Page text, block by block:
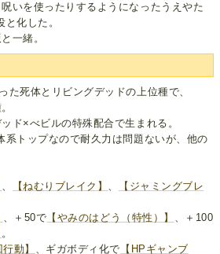
いを使ったりするようになったうえやた
化した。
一緒。
た死体とリビングデッドの上位種で、
ド×べビルの特殊配合で生まれる。
系トップなので耐久力は問題ないが、他の
【ねむりブレイク】
【ジャミングブレ
、＋50で 【やみのはどう（特性）】
、＋100
。
動】 、ギガボディ化で 【HPギャンブ